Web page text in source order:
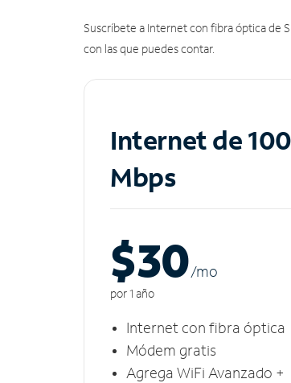
Suscríbete a Internet con fibra óptica de
con las que puedes contar.
Internet de 100
Mbps
$30/mo
por 1 año
Internet con fibra óptica
Módem gratis
Agrega WiFi Avanzado +